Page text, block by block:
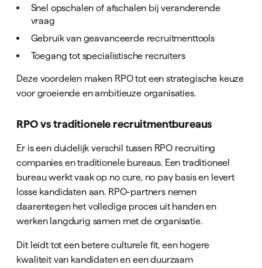
Snel opschalen of afschalen bij veranderende
vraag
Gebruik van geavanceerde recruitmenttools
Toegang tot specialistische recruiters
Deze voordelen maken RPO tot een strategische keuze
voor groeiende en ambitieuze organisaties.
RPO vs traditionele recruitmentbureaus
Er is een duidelijk verschil tussen RPO recruiting
companies en traditionele bureaus. Een traditioneel
bureau werkt vaak op no cure, no pay basis en levert
losse kandidaten aan. RPO-partners nemen
daarentegen het volledige proces uit handen en
werken langdurig samen met de organisatie.
Dit leidt tot een betere culturele fit, een hogere
kwaliteit van kandidaten en een duurzaam